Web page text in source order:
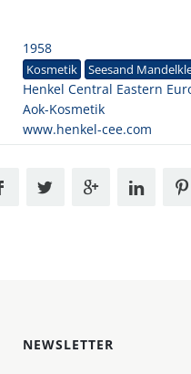
1958
Kosmetik Seesand
Henkel Central Eastern
Aok-Kosmetik
www.henkel-cee.com
NEWSLETTER